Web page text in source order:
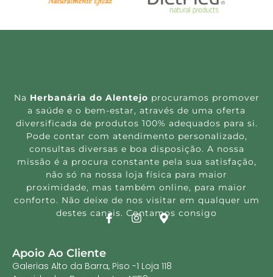
Na Herbanária do Alentejo procuramos promover
a saúde e o bem-estar, através de uma oferta
diversificada de produtos 100% adequados para si.
Pode contar com atendimento personalizado,
consultas diversas e boa disposição. A nossa
missão é a procura constante pela sua satisfação,
não só na nossa loja física para maior
proximidade, mas também online, para maior
conforto. Não deixe de nos visitar em qualquer um
destes canais. Contamos consigo
Apoio Ao Cliente
Galerias Alto da Barra, Piso -1 Loja 118